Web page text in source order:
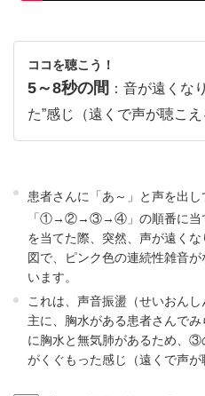
ココを聴こう！
5～8秒の間 ：音が遠くな
た”感じ（遠くで声が聴こ
患者さんに「あ～」と声を出し
「①→②→③→④」の順番に当
を当てた際、突然、声が遠く
図で、ピンク色の連続性雑音
います。
これは、声音振盪（せいおんし
主に、胸水がある患者さんで
に胸水と無気肺があるため、
がくぐもった感じ（遠くで声が